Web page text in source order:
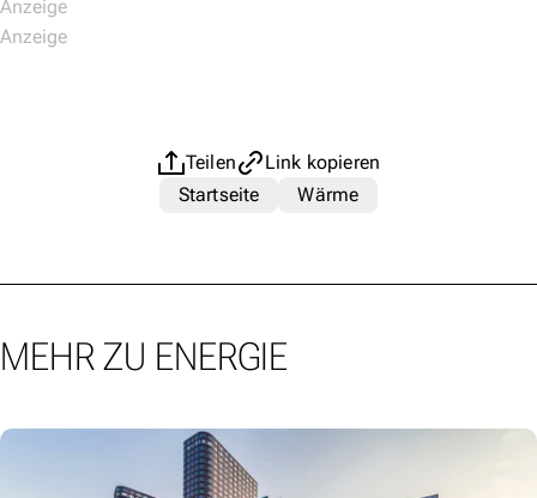
Teilen
Link kopieren
Startseite
Wärme
MEHR ZU ENERGIE